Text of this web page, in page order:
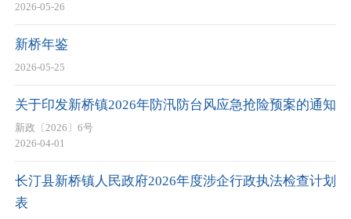
2026-05-26
新桥年鉴
2026-05-25
关于印发新桥镇2026年防汛防台风应急抢险预案的通知
新政〔2026〕6号
2026-04-01
长汀县新桥镇人民政府2026年度涉企行政执法检查计划
表